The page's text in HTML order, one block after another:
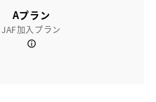
Aプラン
JAF加入プラン